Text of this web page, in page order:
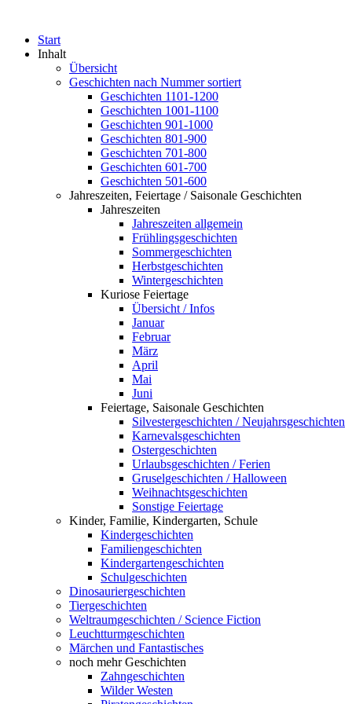
Start
Inhalt
Übersicht
Geschichten nach Nummer sortiert
Geschichten 1101-1200
Geschichten 1001-1100
Geschichten 901-1000
Geschichten 801-900
Geschichten 701-800
Geschichten 601-700
Geschichten 501-600
Jahreszeiten, Feiertage / Saisonale Geschichten
Jahreszeiten
Jahreszeiten allgemein
Frühlingsgeschichten
Sommergeschichten
Herbstgeschichten
Wintergeschichten
Kuriose Feiertage
Übersicht / Infos
Januar
Februar
März
April
Mai
Juni
Feiertage, Saisonale Geschichten
Silvestergeschichten / Neujahrsgeschichten
Karnevalsgeschichten
Ostergeschichten
Urlaubsgeschichten / Ferien
Gruselgeschichten / Halloween
Weihnachtsgeschichten
Sonstige Feiertage
Kinder, Familie, Kindergarten, Schule
Kindergeschichten
Familiengeschichten
Kindergartengeschichten
Schulgeschichten
Dinosauriergeschichten
Tiergeschichten
Weltraumgeschichten / Science Fiction
Leuchtturmgeschichten
Märchen und Fantastisches
noch mehr Geschichten
Zahngeschichten
Wilder Westen